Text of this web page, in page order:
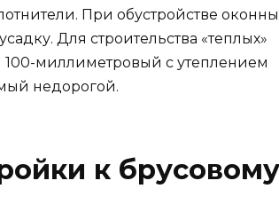
При обустройстве
Для строительства «теплых»
100-миллиметровый с утеплением
недорогой.
к брусовому